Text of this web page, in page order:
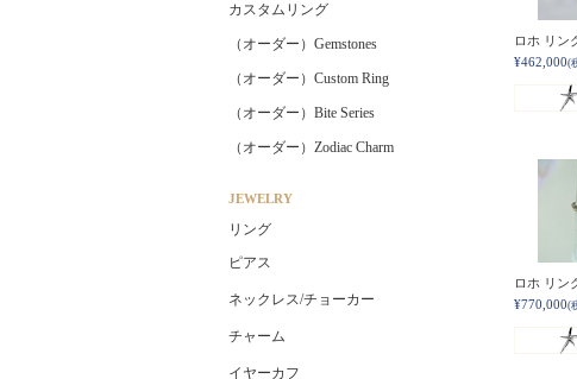
ロホ リン
¥462,000(
ロホ リン
¥770,000(
カスタムリング
（オーダー）Gemstones
（オーダー）Custom Ring
（オーダー）Bite Series
（オーダー）Zodiac Charm
JEWELRY
リング
ピアス
ネックレス/チョーカー
チャーム
イヤーカフ